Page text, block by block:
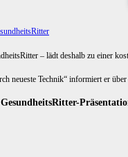
– lädt deshalb zu einer
neueste Technik“ informiert er